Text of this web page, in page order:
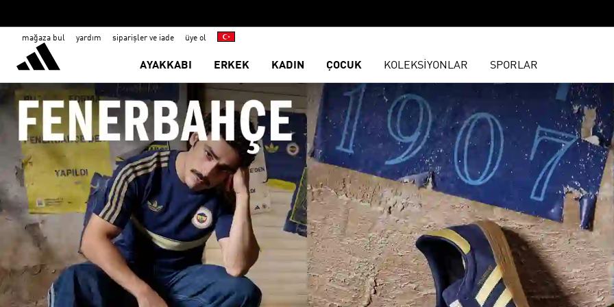
mağaza bul yardım siparişler ve iade üye ol
AYAKKABI ERKEK KADIN ÇOCUK KOLEKSİYONLAR SPORLAR